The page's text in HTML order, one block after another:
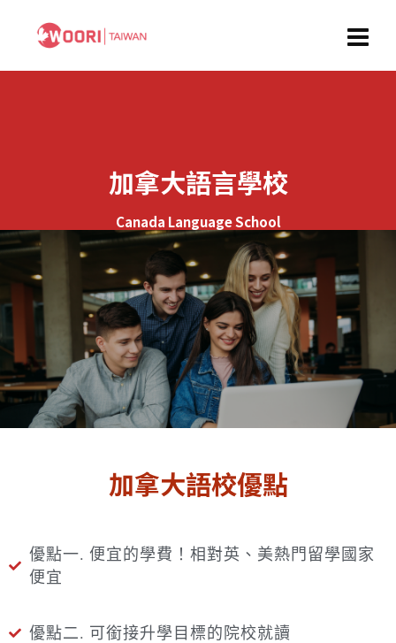
加拿大語言學校
Canada Language School
加拿大語校優點
優點一. 便宜的學費！相對英、美熱門留學國家
便宜
優點二. 可銜接升學目標的院校就讀